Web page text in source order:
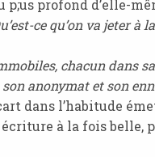
profond d’elle-
ce qu’on va jeter
chacun dans
anonymat et son
dans l’habitude
à la fois belle,